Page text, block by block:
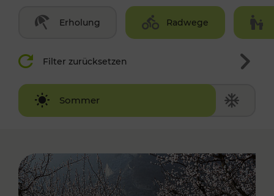
Erholung Radwege
Filter zurücksetzen
Sommer
Winter